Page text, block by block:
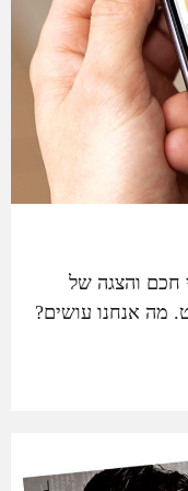
חכם והצגה של
מה אנחנו עושים?